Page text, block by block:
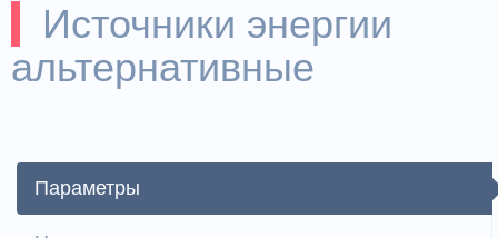
Источники энергии
альтернативные
Параметры